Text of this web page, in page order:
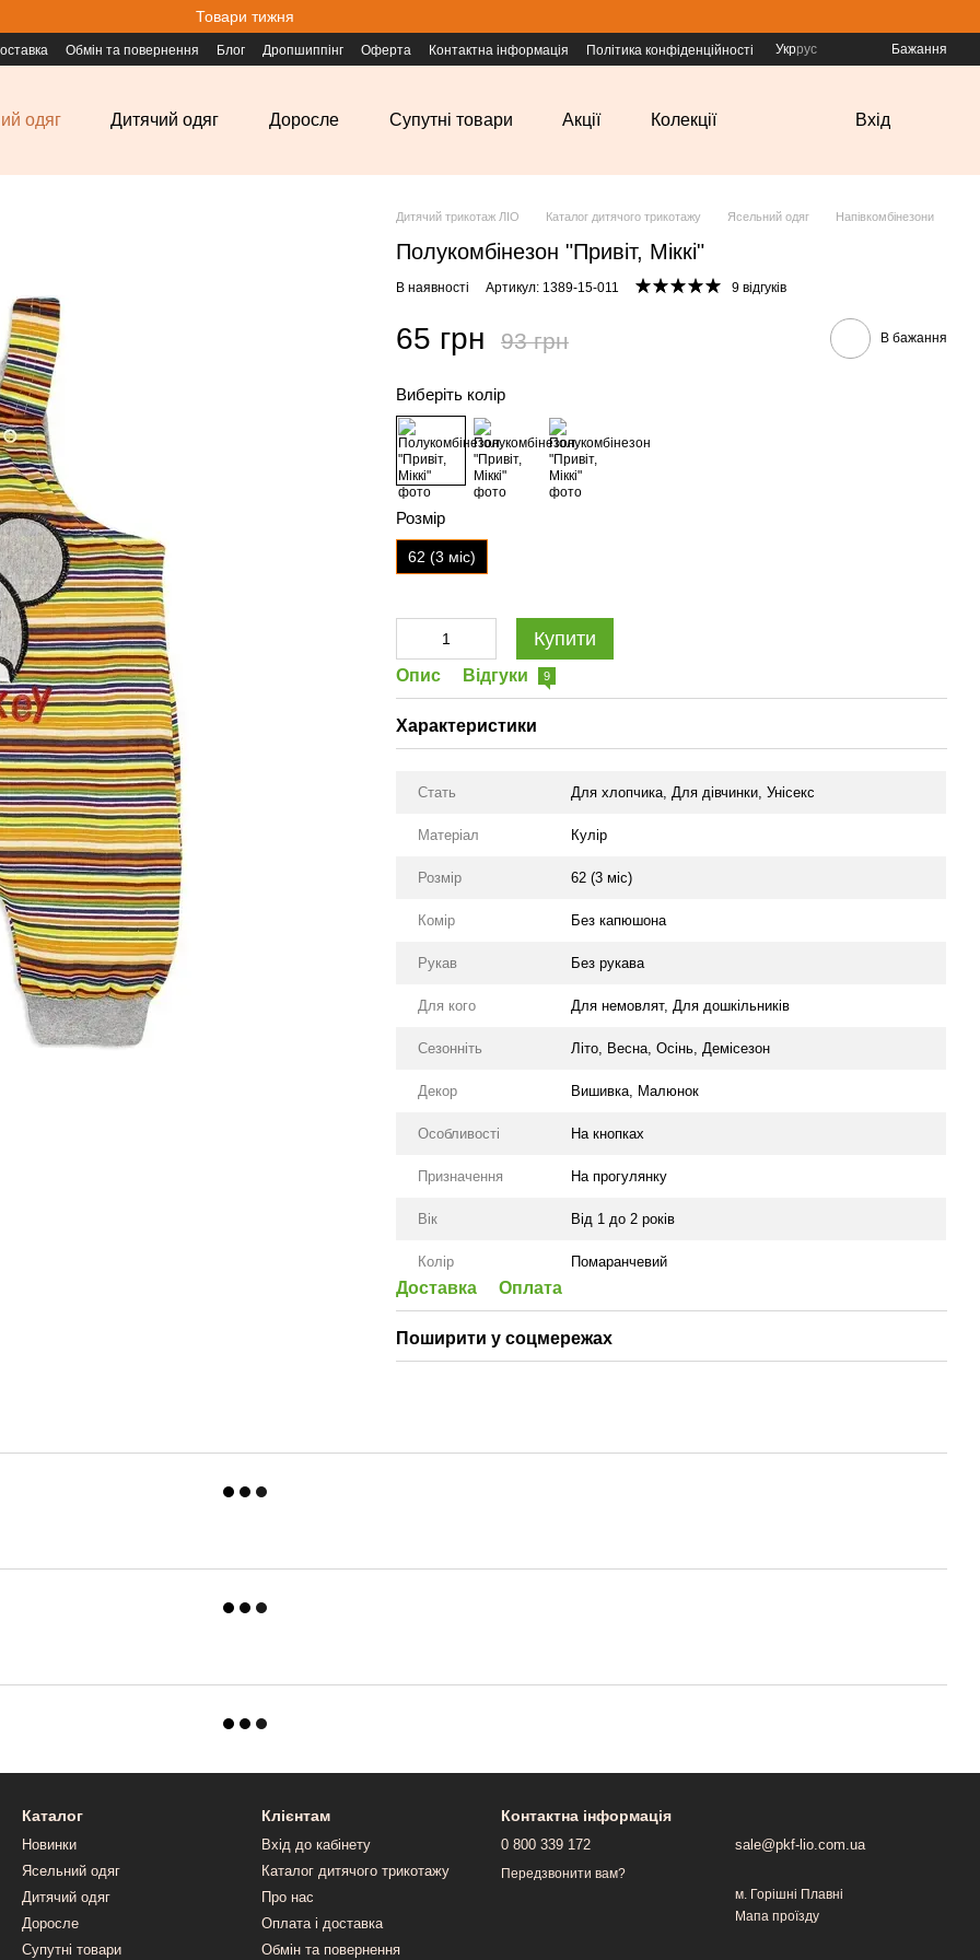
Товари тижня
Обмін та повернення Блог Дропшиппінг Оферта Контактна інформація Політика конфіденційності Укррус Бажання
одяг Дитячий одяг Доросле Супутні товари Акції Колекції Вхід
Дитячий трикотаж ЛІО Каталог дитячого трикотажу Ясельний одяг Напівкомбінезони
Полукомбінезон "Привіт, Міккі"
В наявності Артикул: 1389-15-011 9 відгуків
65 грн 93 грн В бажання
Виберіть колір
Розмір
62 (3 міс)
Купити
Опис Відгуки 9
Характеристики
Стать Для хлопчика,Для дівчинки,Унісекс
Матеріал Кулір
Розмір 62 (3 міс)
Комір Без капюшона
Рукав Без рукава
Для кого Для немовлят,Для дошкільників
Сезонніть Літо, Весна,Осінь,Демісезон
Декор Вишивка, Малюнок
Особливості На кнопках
Призначення На прогулянку
Вік Від 1 до 2 років
Колір Помаранчевий
Доставка Оплата
Поширити у соцмережах
Каталог
Новинки
Ясельний одяг
Дитячий одяг
Доросле
Супутні товари
Клієнтам
Вхід до кабінету
Каталог дитячого трикотажу
Про нас
Оплата і доставка
Обмін та повернення
Контактна інформація
0 800 339 172
Передзвонити вам?
sale@pkf-lio.com.ua
м. Горішні Плавні
Мапа проїзду